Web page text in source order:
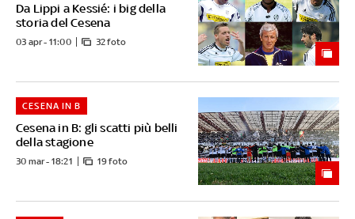
Da Lippi a Kessié: i big della
storia del Cesena
03 apr - 11:00 32 foto
Cesena in B: gli scatti più belli
della stagione
CESENA IN B
30 mar - 18:21 19 foto